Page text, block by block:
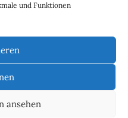
und Funktionen
ansehen
(EU)
Kontakt
Magazin
Ingo Paszkowsky